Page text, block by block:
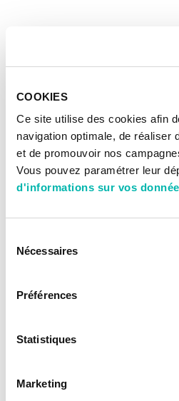
COOKIES
Ce site utilise des cookies afin
navigation optimale, de réaliser
et de promouvoir nos
Vous pouvez paramétrer leur
d'informations sur vos
Nécessaires
Préférences
Statistiques
Marketing